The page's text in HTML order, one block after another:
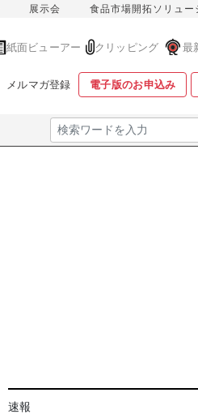
展示会 食品市場開拓ソリュー
紙面ビューアー クリッピング 最
メルマガ登録 電子版のお申込み
速報